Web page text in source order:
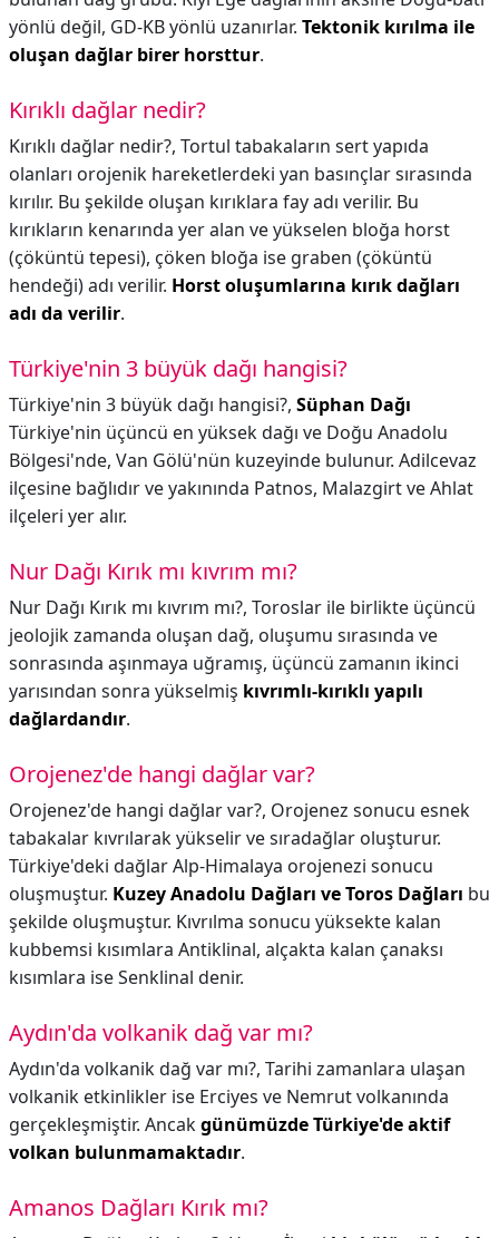
yönlü değil, GD-KB yönlü uzanırlar. Tektonik kırılma ile
oluşan dağlar birer horsttur.
Kırıklı dağlar nedir?
Kırıklı dağlar nedir?, Tortul tabakaların sert yapıda
olanları orojenik hareketlerdeki yan basınçlar sırasında
kırılır. Bu şekilde oluşan kırıklara fay adı verilir. Bu
kırıkların kenarında yer alan ve yükselen bloğa horst
(çöküntü tepesi), çöken bloğa ise graben (çöküntü
hendeği) adı verilir. Horst oluşumlarına kırık dağları
adı da verilir.
Türkiye'nin 3 büyük dağı hangisi?
Türkiye'nin 3 büyük dağı hangisi?, Süphan Dağı
Türkiye'nin üçüncü en yüksek dağı ve Doğu Anadolu
Bölgesi'nde, Van Gölü'nün kuzeyinde bulunur. Adilcevaz
ilçesine bağlıdır ve yakınında Patnos, Malazgirt ve Ahlat
ilçeleri yer alır.
Nur Dağı Kırık mı kıvrım mı?
Nur Dağı Kırık mı kıvrım mı?, Toroslar ile birlikte üçüncü
jeolojik zamanda oluşan dağ, oluşumu sırasında ve
sonrasında aşınmaya uğramış, üçüncü zamanın ikinci
yarısından sonra yükselmiş kıvrımlı-kırıklı yapılı
dağlardandır.
Orojenez'de hangi dağlar var?
Orojenez'de hangi dağlar var?, Orojenez sonucu esnek
tabakalar kıvrılarak yükselir ve sıradağlar oluşturur.
Türkiye'deki dağlar Alp-Himalaya orojenezi sonucu
oluşmuştur. Kuzey Anadolu Dağları ve Toros Dağları bu
şekilde oluşmuştur. Kıvrılma sonucu yüksekte kalan
kubbemsi kısımlara Antiklinal, alçakta kalan çanaksı
kısımlara ise Senklinal denir.
Aydın'da volkanik dağ var mı?
Aydın'da volkanik dağ var mı?, Tarihi zamanlara ulaşan
volkanik etkinlikler ise Erciyes ve Nemrut volkanında
gerçekleşmiştir. Ancakgünümüzde Türkiye'de aktif
volkan bulunmamaktadır.
Amanos Dağları Kırık mı?